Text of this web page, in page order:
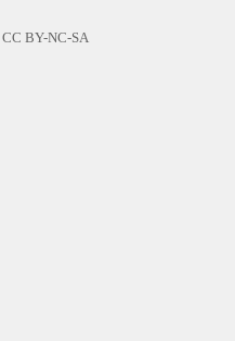
CC BY-NC-SA